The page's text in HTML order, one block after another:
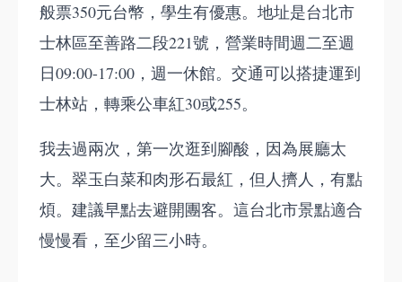
般票350元台幣，學生有優惠。地址是台北市
士林區至善路二段221號，營業時間週二至週
日09:00-17:00，週一休館。交通可以搭捷運到
士林站，轉乘公車紅30或255。
我去過兩次，第一次逛到腳酸，因為展廳太
大。翠玉白菜和肉形石最紅，但人擠人，有點
煩。建議早點去避開團客。這台北市景點適合
慢慢看，至少留三小時。